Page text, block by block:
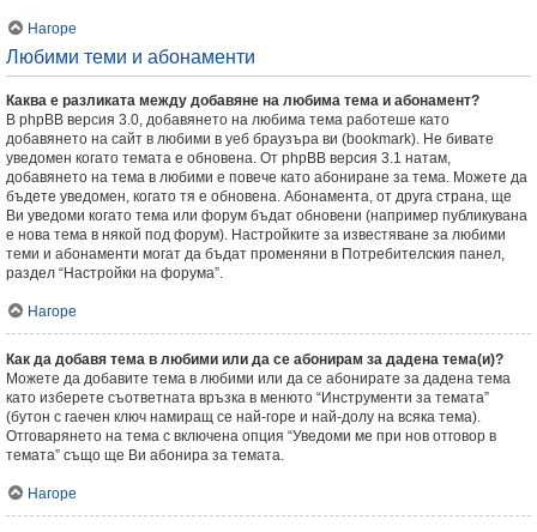
Нагоре
Любими теми и абонаменти
Каква е разликата между добавяне на любима тема и абонамент?
В phpBB версия 3.0, добавянето на любима тема работеше като
добавянето на сайт в любими в уеб браузъра ви (bookmark). Не бивате
уведомен когато темата е обновена. От phpBB версия 3.1 натам,
добавянето на тема в любими е повече като абониране за тема. Можете да
бъдете уведомен, когато тя е обновена. Абонамента, от друга страна, ще
Ви уведоми когато тема или форум бъдат обновени (например публикувана
е нова тема в някой под форум). Настройките за известяване за любими
теми и абонаменти могат да бъдат променяни в Потребителския панел,
раздел “Настройки на форума”.
Нагоре
Как да добавя тема в любими или да се абонирам за дадена тема(и)?
Можете да добавите тема в любими или да се абонирате за дадена тема
като изберете съответната връзка в менюто “Инструменти за темата”
(бутон с гаечен ключ намиращ се най-горе и най-долу на всяка тема).
Отговарянето на тема с включена опция “Уведоми ме при нов отговор в
темата” също ще Ви абонира за темата.
Нагоре